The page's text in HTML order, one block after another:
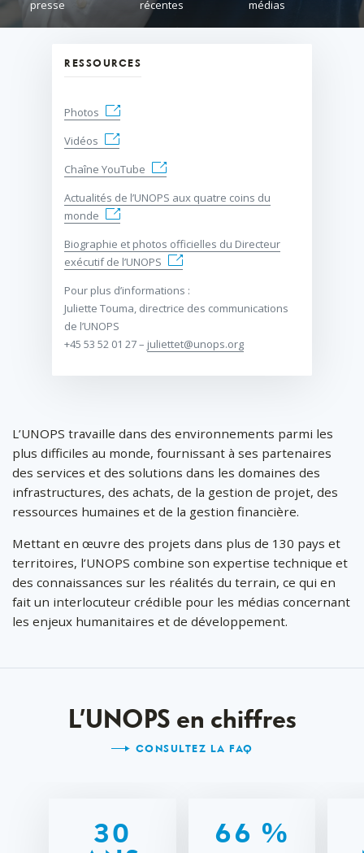
presse
récentes
médias
RESSOURCES
Photos
Vidéos
Chaîne YouTube
Actualités de l’UNOPS aux quatre coins du
monde
Biographie et photos officielles du Directeur
exécutif de l’UNOPS
Pour plus d’informations :
Juliette Touma, directrice des communications
de l’UNOPS
+45 53 52 01 27 – juliettet@unops.org
L’UNOPS travaille dans des environnements parmi les
plus difficiles au monde, fournissant à ses partenaires
des services et des solutions dans les domaines des
infrastructures, des achats, de la gestion de projet, des
ressources humaines et de la gestion financière.
Mettant en œuvre des projets dans plus de 130 pays et
territoires, l’UNOPS combine son expertise technique et
des connaissances sur les réalités du terrain, ce qui en
fait un interlocuteur crédible pour les médias concernant
les enjeux humanitaires et de développement.
L’UNOPS en chiffres
CONSULTEZ LA FAQ
30
1
2
3
6
1
2
3
6 %